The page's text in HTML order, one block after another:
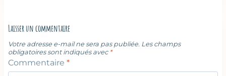
Laisser un commentaire
Votre adresse e-mail ne sera pas publiée. Les champs
obligatoires sont indiqués avec *
Commentaire *